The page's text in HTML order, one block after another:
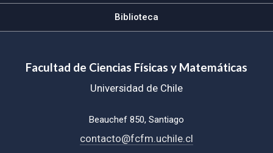
Biblioteca
Facultad de Ciencias Físicas y Matemáticas
Universidad de Chile
Beauchef 850, Santiago
contacto@fcfm.uchile.cl